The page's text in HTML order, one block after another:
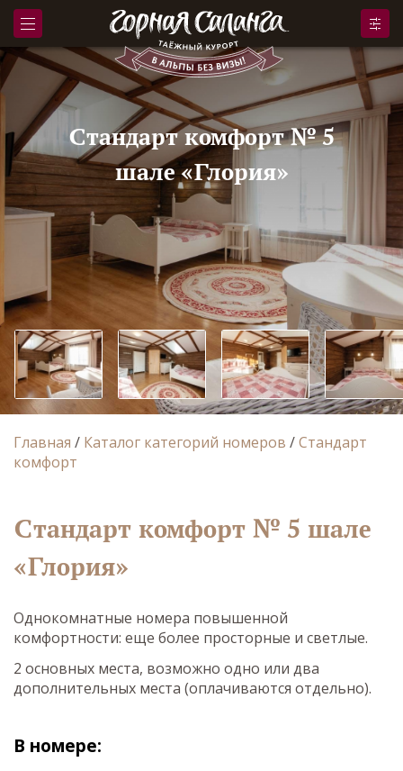
Стандарт комфорт № 5
шале «Глория»
Главная / Каталог категорий номеров /Стандарт
комфорт
Стандарт комфорт № 5 шале
«Глория»
Однокомнатные номера повышенной
комфортности: еще более просторные и светлые.
2 основных места, возможно одно или два
дополнительных места (оплачиваются отдельно).
В номере: